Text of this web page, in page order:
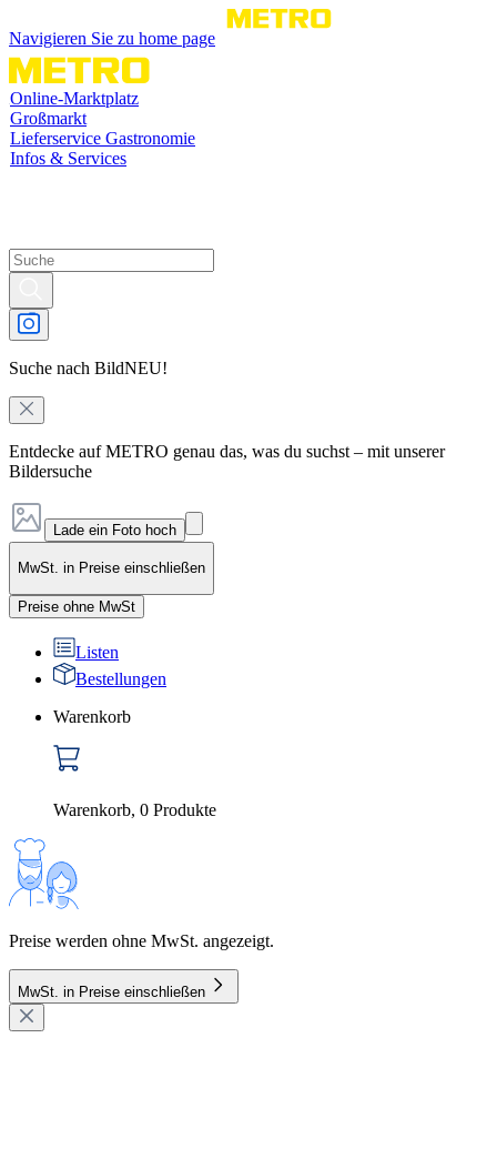
Navigieren Sie zu home page
Online-Marktplatz
Großmarkt
Lieferservice Gastronomie
Infos & Services
Suche nach BildNEU!
Entdecke auf METRO genau das, was du suchst – mit unserer
Bildersuche
Lade ein Foto hoch
MwSt. in Preise einschließen
Preise ohne MwSt
Listen
Bestellungen
Warenkorb
Warenkorb, 0 Produkte
Preise werden ohne MwSt. angezeigt.
MwSt. in Preise einschließen